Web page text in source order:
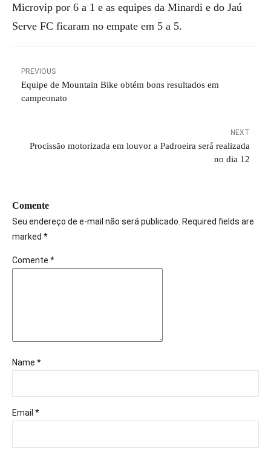
Microvip por 6 a 1 e as equipes da Minardi e do Jaú
Serve FC ficaram no empate em 5 a 5.
PREVIOUS
Equipe de Mountain Bike obtém bons resultados em
campeonato
NEXT
Procissão motorizada em louvor a Padroeira será realizada
no dia 12
Comente
Seu endereço de e-mail não será publicado. Required fields are
marked *
Comente *
Name *
Email *